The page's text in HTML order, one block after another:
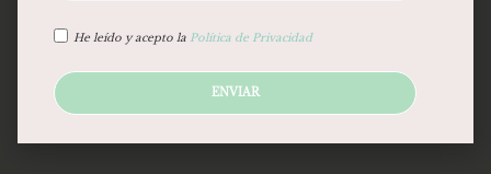
He leído y acepto la Política de Privacidad
ENVIAR